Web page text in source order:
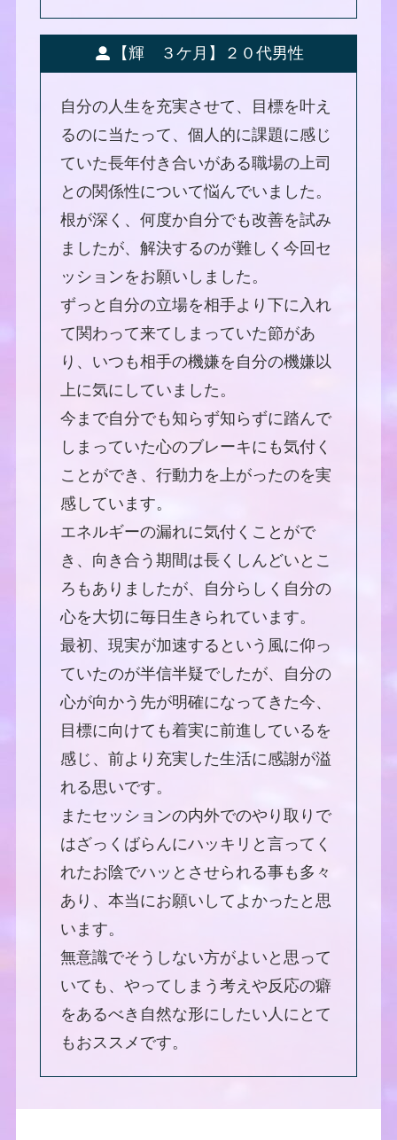
【輝 ３ケ月】２０代男性
自分の人生を充実させて、目標を叶え
るのに当たって、個人的に課題に感じ
ていた長年付き合いがある職場の上司
との関係性について悩んでいました。
根が深く、何度か自分でも改善を試み
ましたが、解決するのが難しく今回セ
ッションをお願いしました。
ずっと自分の立場を相手より下に入れ
て関わって来てしまっていた節があ
り、いつも相手の機嫌を自分の機嫌以
上に気にしていました。
今まで自分でも知らず知らずに踏んで
しまっていた心のブレーキにも気付く
ことができ、行動力を上がったのを実
感しています。
エネルギーの漏れに気付くことがで
き、向き合う期間は長くしんどいとこ
ろもありましたが、自分らしく自分の
心を大切に毎日生きられています。
最初、現実が加速するという風に仰っ
ていたのが半信半疑でしたが、自分の
心が向かう先が明確になってきた今、
目標に向けても着実に前進しているを
感じ、前より充実した生活に感謝が溢
れる思いです。
またセッションの内外でのやり取りで
はざっくばらんにハッキリと言ってく
れたお陰でハッとさせられる事も多々
あり、本当にお願いしてよかったと思
います。
無意識でそうしない方がよいと思って
いても、やってしまう考えや反応の癖
をあるべき自然な形にしたい人にとて
もおススメです。